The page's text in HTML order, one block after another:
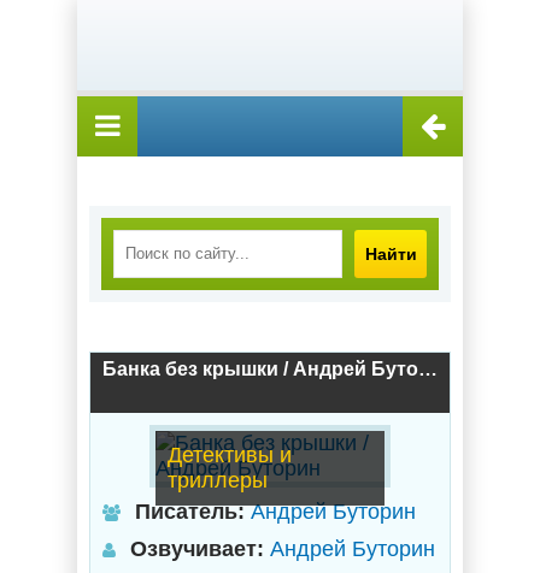
Найти
Банка без крышки / Андрей Буторин
Детективы и
триллеры
Писатель: Андрей Буторин
Озвучивает: Андрей Буторин